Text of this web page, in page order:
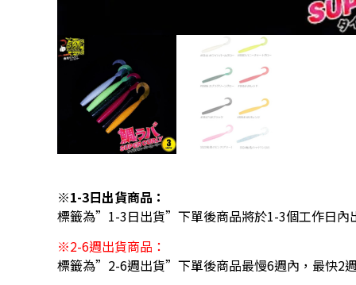
※1-3日出貨商品：
標籤為”1-3日出貨”下單後商品將於1-3個工作日內
※2-6週出貨商品：
標籤為”2-6週出貨”下單後商品最慢6週內，最快2